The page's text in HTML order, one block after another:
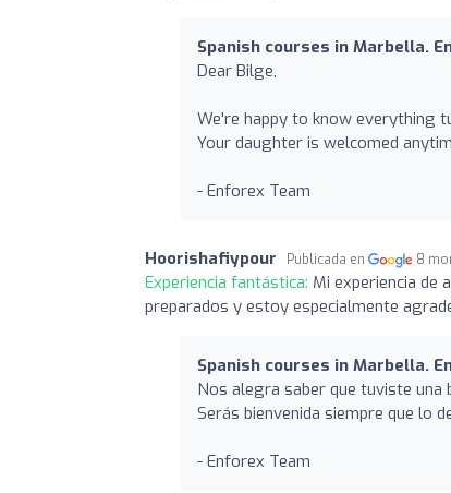
Spanish courses in Marbella.
Dear Bilge,
We're happy to know everything
Your daughter is welcomed
- Enforex Team
Hoorishafiypour Publicada en 8
Experiencia fantástica: Mi experiencia de
preparados y estoy especialmente
Spanish courses in Marbella.
Nos alegra saber que tuviste una
Serás bienvenida siempre que lo
- Enforex Team